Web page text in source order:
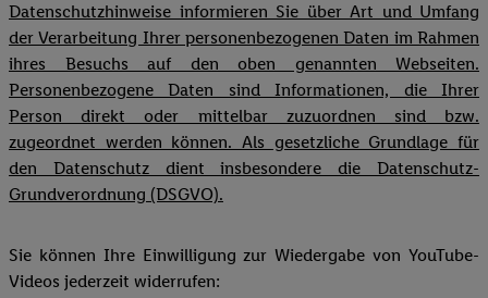
Datenschutzhinweise informieren Sie über Art und Umfang
der Verarbeitung Ihrer personenbezogenen Daten im Rahmen
ihres Besuchs auf den oben genannten Webseiten.
Personenbezogene Daten sind Informationen, die Ihrer
Person direkt oder mittelbar zuzuordnen sind bzw.
zugeordnet werden können. Als gesetzliche Grundlage für
den Datenschutz dient insbesondere die Datenschutz-
Grundverordnung (DSGVO).
Sie können Ihre Einwilligung zur Wiedergabe von YouTube-
Videos jederzeit widerrufen: